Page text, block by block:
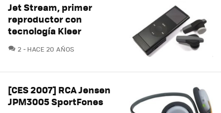
Jet Stream, primer
reproductor con
tecnología Kleer
2 COMENTARIOS
HACE 20 AÑOS
[CES 2007] RCA Jensen
JPM3005 SportFones